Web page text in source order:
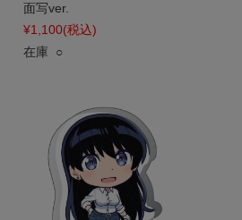
面写ver.
¥1,100(税込)
在庫 ○